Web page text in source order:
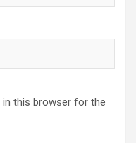
in this browser for the